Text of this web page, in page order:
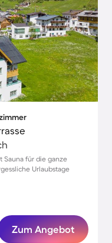
Sauna für die ganze
Urlaubstage
Zum Angebot